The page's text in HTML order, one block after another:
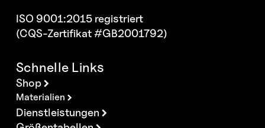
ISO 9001:2015 registriert
(CQS-Zertifikat #GB2001792)
Schnelle Links
Shop
Materialien
Dienstleistungen